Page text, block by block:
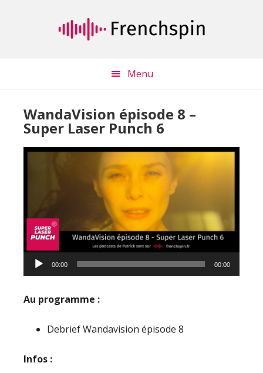
Menu
WandaVision épisode 8 –
Super Laser Punch 6
Lecteur
audio
00:00 00:00
Au programme :
Debrief Wandavision épisode 8
Infos :